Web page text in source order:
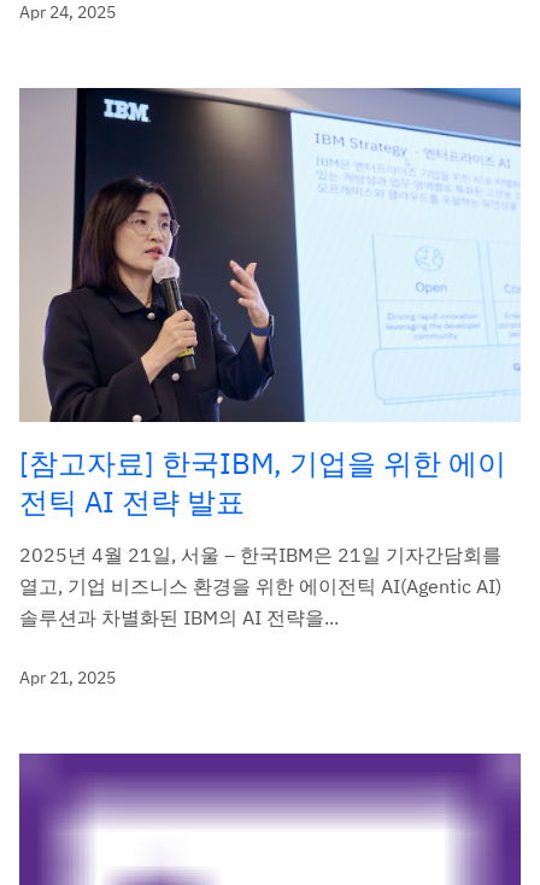
Apr 24, 2025
[참고자료] 한국IBM, 기업을 위한 에이
전틱 AI 전략 발표
2025년 4월 21일, 서울 – 한국IBM은 21일 기자간담회를
열고, 기업 비즈니스 환경을 위한 에이전틱 AI(Agentic AI)
솔루션과 차별화된 IBM의 AI 전략을...
Apr 21, 2025